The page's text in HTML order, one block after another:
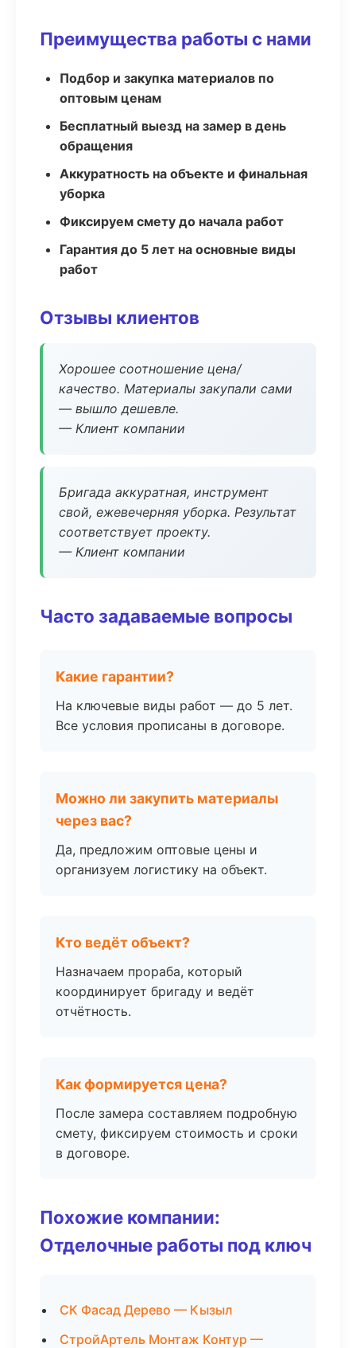
Преимущества работы с нами
Подбор и закупка материалов по
оптовым ценам
Бесплатный выезд на замер в день
обращения
Аккуратность на объекте и финальная
уборка
Фиксируем смету до начала работ
Гарантия до 5 лет на основные виды
работ
Отзывы клиентов
Хорошее соотношение цена/
качество. Материалы закупали сами
— вышло дешевле.
— Клиент компании
Бригада аккуратная, инструмент
свой, ежевечерняя уборка. Результат
соответствует проекту.
— Клиент компании
Часто задаваемые вопросы
Какие гарантии?
На ключевые виды работ — до 5 лет.
Все условия прописаны в договоре.
Можно ли закупить материалы
через вас?
Да, предложим оптовые цены и
организуем логистику на объект.
Кто ведёт объект?
Назначаем прораба, который
координирует бригаду и ведёт
отчётность.
Как формируется цена?
После замера составляем подробную
смету, фиксируем стоимость и сроки
в договоре.
Похожие компании:
Отделочные работы под ключ
СК Фасад Дерево — Кызыл
СтройАртель Монтаж Контур —